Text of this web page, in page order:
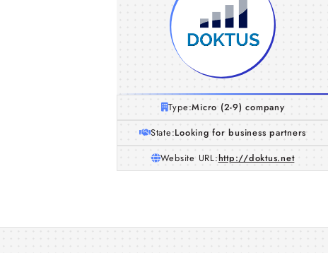
Type:Micro (2-9) company
State:Looking for business partners
Website URL:http://doktus.net